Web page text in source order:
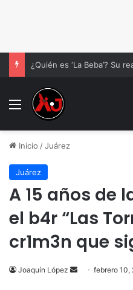
Menu
Inicio /Juárez
Juárez
A 15 años de
el b4r “Las
cr1m3n que
Joaquín López
Sendfebrero 10,